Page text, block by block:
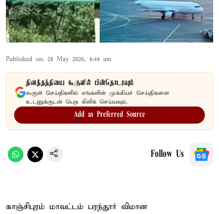
Published on: 28 May 2026, 8:44 am
தினத்தந்தியை கூகுளில் பின்தொடரவும்
கூகுள் செய்திகளில் எங்களின் முக்கியச் செய்திகளை
உடனுக்குடன் பெற கிளிக் செய்யவும்.
Add as Preferred Source
Follow Us
காஞ்சிபுரம் மாவட்டம் பரந்தூர் விமான